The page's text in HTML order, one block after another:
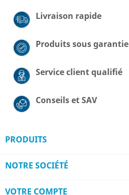
Livraison rapide
Produits sous garantie
Service client qualifié
Conseils et SAV
PRODUITS
NOTRE SOCIÉTÉ
VOTRE COMPTE